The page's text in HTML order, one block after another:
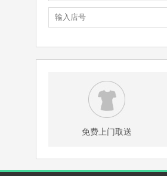
免费上门取送